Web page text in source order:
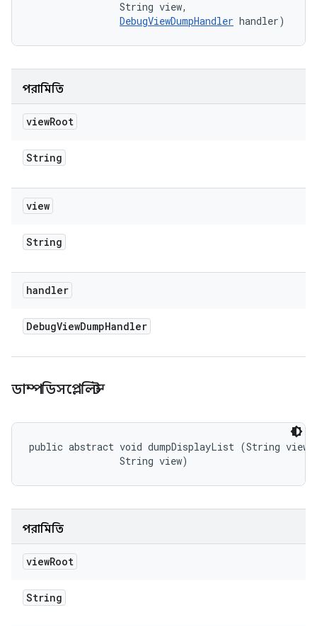
                String view,
DebugViewDumpHandler handler)
পরামিতি
viewRoot
String
view
String
handler
DebugViewDumpHandler
ডাম্পডিসপ্লেলিস্ট
public abstract void dumpDisplayList (String
                String view)
পরামিতি
viewRoot
String